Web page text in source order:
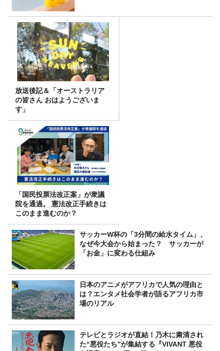
放送後記＆「オーストラリア
の皆さん おはようございま
す」
「国民投票法改正案」が衆議
院を通過。 憲法改正手続きは
このまま進むのか？
サッカーW杯の「3分間の給水タイム」、
なぜ今大会から始まった？ サッカーが
「お金」に変わる仕組み
日本のアニメがアフリカで人気の理由と
は？エンタメ社会学者が語るアフリカ市
場のリアル
テレビとラジオが直結！乃木に粛清され
た“悪役たち”が集結する『VIVANT 悪役